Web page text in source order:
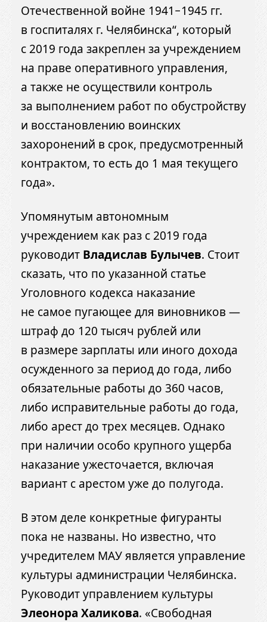
Отечественной войне 1941−1945 гг.
в госпиталях г. Челябинска“, который
с 2019 года закреплен за учреждением
на праве оперативного управления,
а также не осуществили контроль
за выполнением работ по обустройству
и восстановлению воинских
захоронений в срок, предусмотренный
контрактом, то есть до 1 мая текущего
года».
Упомянутым автономным
учреждением как раз с 2019 года
руководит Владислав Булычев. Стоит
сказать, что по указанной статье
Уголовного кодекса наказание
не самое пугающее для виновников —
штраф до 120 тысяч рублей или
в размере зарплаты или иного дохода
осужденного за период до года, либо
обязательные работы до 360 часов,
либо исправительные работы до года,
либо арест до трех месяцев. Однако
при наличии особо крупного ущерба
наказание ужесточается, включая
вариант с арестом уже до полугода.
В этом деле конкретные фигуранты
пока не названы. Но известно, что
учредителем МАУ является управление
культуры администрации Челябинска.
Руководит управлением культуры
Элеонора Халикова. «Свободная